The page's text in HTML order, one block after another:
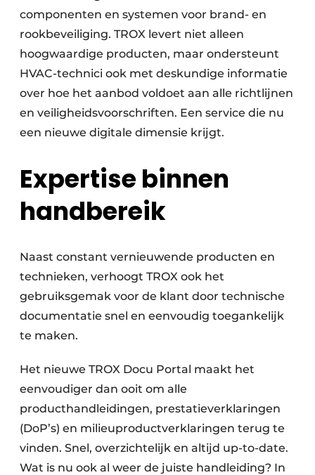
componenten en systemen voor brand- en
rookbeveiliging. TROX levert niet alleen
hoogwaardige producten, maar ondersteunt
HVAC-technici ook met deskundige informatie
over hoe het aanbod voldoet aan alle richtlijnen
en veiligheidsvoorschriften. Een service die nu
een nieuwe digitale dimensie krijgt.
Expertise binnen
handbereik
Naast constant vernieuwende producten en
technieken, verhoogt TROX ook het
gebruiksgemak voor de klant door technische
documentatie snel en eenvoudig toegankelijk
te maken.
Het nieuwe TROX Docu Portal maakt het
eenvoudiger dan ooit om alle
producthandleidingen, prestatieverklaringen
(DoP’s) en milieuproductverklaringen terug te
vinden. Snel, overzichtelijk en altijd up-to-date.
Wat is nu ook al weer de juiste handleiding? In